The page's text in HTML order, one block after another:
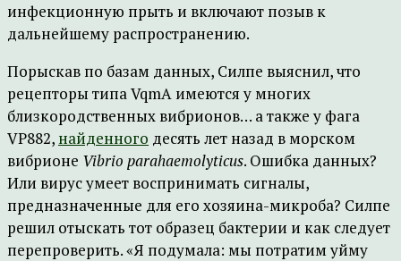
инфекционную прыть и включают позыв к
дальнейшему распространению.
Порыскав по базам данных, Силпе выяснил, что
рецепторы типа VqmA имеются у многих
близкородственных вибрионов… а также у фага
VP882, найденного десять лет назад в морском
вибрионе Vibrio parahaemolyticus. Ошибка данных?
Или вирус умеет воспринимать сигналы,
предназначенные для его хозяина-микроба? Силпе
решил отыскать тот образец бактерии и как следует
перепроверить. «Я подумала: мы потратим уйму